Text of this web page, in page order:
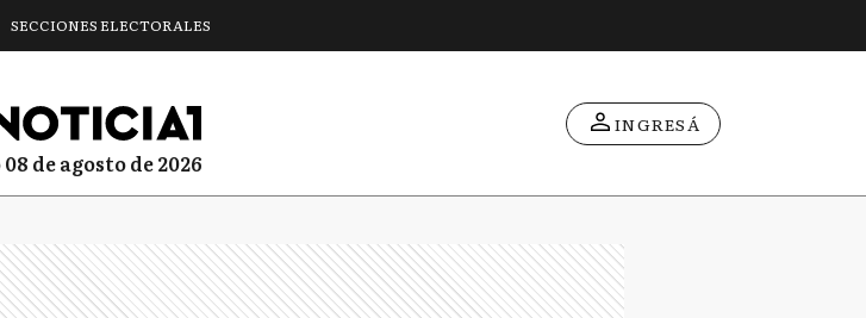
SECCIONES ELECTORALES
08 de agosto de 2026
INGRESÁ